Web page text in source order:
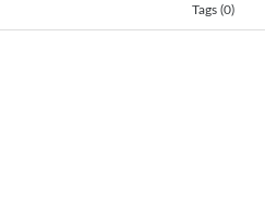
Tags (0)